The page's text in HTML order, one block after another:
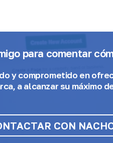
para comentar
y comprometido en
a alcanzar su máximo
CON